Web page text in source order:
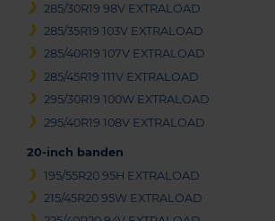
285/30R19 98V EXTRALOAD
285/35R19 103V EXTRALOAD
285/40R19 107V EXTRALOAD
285/45R19 111V EXTRALOAD
295/30R19 100W EXTRALOAD
295/40R19 108V EXTRALOAD
20-inch banden
195/55R20 95H EXTRALOAD
215/45R20 95W EXTRALOAD